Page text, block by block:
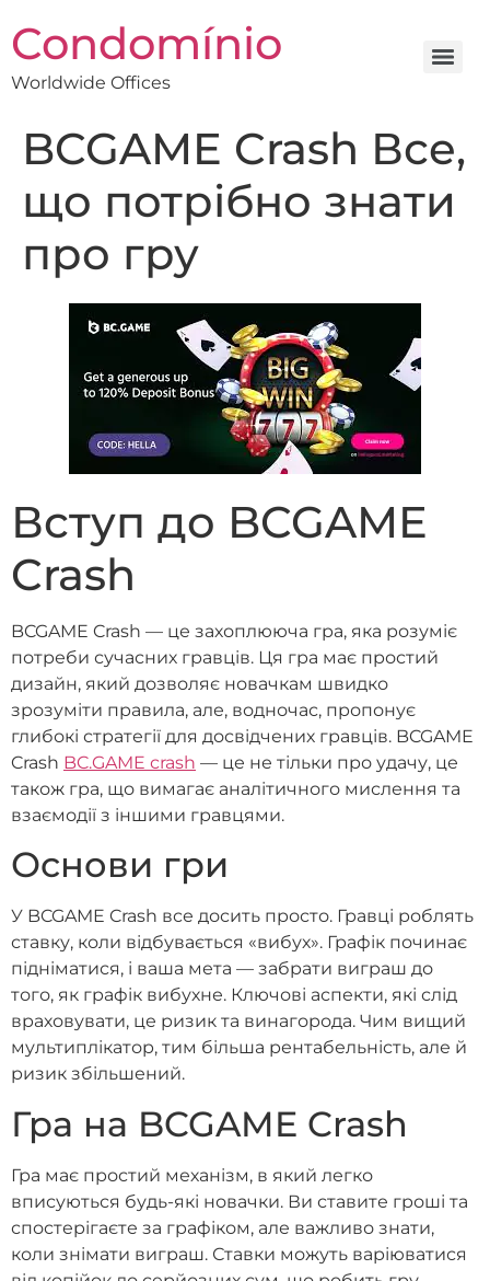
Condomínio
Worldwide Offices
BCGAME Crash Все,
що потрібно знати
про гру
Вступ до BCGAME
Crash
BCGAME Crash — це захоплююча гра, яка розуміє
потреби сучасних гравців. Ця гра має простий
дизайн, який дозволяє новачкам швидко
зрозуміти правила, але, водночас, пропонує
глибокі стратегії для досвідчених гравців. BCGAME
Crash BC.GAME сrash — це не тільки про удачу, це
також гра, що вимагає аналітичного мислення та
взаємодії з іншими гравцями.
Основи гри
У BCGAME Crash все досить просто. Гравці роблять
ставку, коли відбувається «вибух». Графік починає
підніматися, і ваша мета — забрати виграш до
того, як графік вибухне. Ключові аспекти, які слід
враховувати, це ризик та винагорода. Чим вищий
мультиплікатор, тим більша рентабельність, але й
ризик збільшений.
Гра на BCGAME Crash
Гра має простий механізм, в який легко
вписуються будь-які новачки. Ви ставите гроші та
спостерігаєте за графіком, але важливо знати,
коли знімати виграш. Ставки можуть варіюватися